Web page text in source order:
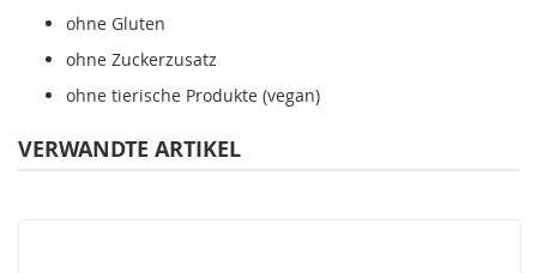
ohne Gluten
ohne Zuckerzusatz
ohne tierische Produkte (vegan)
VERWANDTE ARTIKEL